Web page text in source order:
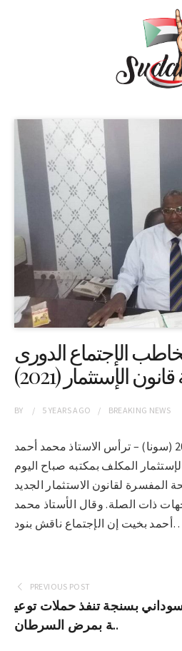
الإجتماع الدورى
الإستثمار (2021)
BY 5 YEARSAGO BREAKING NEWS
الخرطوم 24-10-2021 (سونا) – ترأس الاستاذ محمد أحمد
المكلف بمكتبه صباح اليوم
المفسرة لقانون الاستثمار الجديد
ذات الصلة. وقال الأستاذ محمد
الإجتماع ناقش بنود…
PREVIOUS POST
بسنجة تنفذ حملات توعي
ة بمرض السرطان..